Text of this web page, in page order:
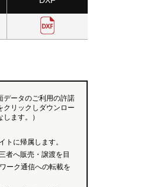
データのご利用の許諾
リックしダウンロー
ます。）
トに帰属します。
者へ販売・譲渡を目
ーク通信への転載を